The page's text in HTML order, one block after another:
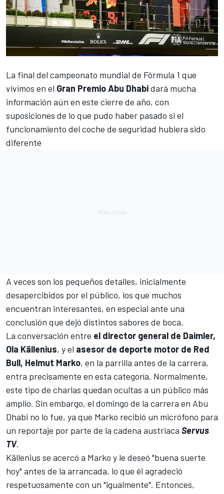
La final del campeonato mundial de Fórmula 1 que
vivimos en el Gran Premio Abu Dhabidará mucha
información aún en este cierre de año, con
suposiciones de lo que pudo haber pasado si el
funcionamiento del coche de seguridad hubiera sido
diferente
A veces son los pequeños detalles, inicialmente
desapercibidos por el público, los que muchos
encuentran interesantes, en especial ante una
conclusión que dejó distintos sabores de boca.
La conversación entre el director general de Daimler,
Ola Källenius, y el asesor de deporte motor de Red
Bull, Helmut Marko, en la parrilla antes de la carrera,
entra precisamente en esta categoría. Normalmente,
este tipo de charlas quedan ocultas a un público más
amplio. Sin embargo, el domingo de la carrera en Abu
Dhabi no lo fue, ya que Marko recibió un micrófono para
un reportaje por parte de la cadena austriaca Servus
TV.
Källenius se acercó a Marko y le deseó "buena suerte
hoy" antes de la arrancada, lo que él agradeció
respetuosamente con un "igualmente". Entonces,